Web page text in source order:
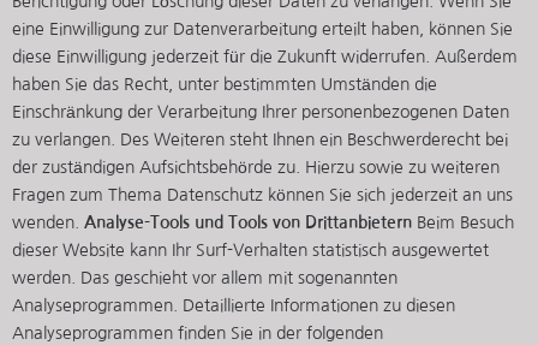
eine Einwilligung zur Datenverarbeitung erteilt haben, können Sie
diese Einwilligung jederzeit für die Zukunft widerrufen. Außerdem
haben Sie das Recht, unter bestimmten Umständen die
Einschränkung der Verarbeitung Ihrer personenbezogenen Daten
zu verlangen. Des Weiteren steht Ihnen ein Beschwerderecht bei
der zuständigen Aufsichtsbehörde zu. Hierzu sowie zu weiteren
Fragen zum Thema Datenschutz können Sie sich jederzeit an uns
wenden. Analyse-Tools und Tools von Dritt­anbietern Beim Besuch
dieser Website kann Ihr Surf-Verhalten statistisch ausgewertet
werden. Das geschieht vor allem mit sogenannten
Analyseprogrammen. Detaillierte Informationen zu diesen
Analyseprogrammen finden Sie in der folgenden